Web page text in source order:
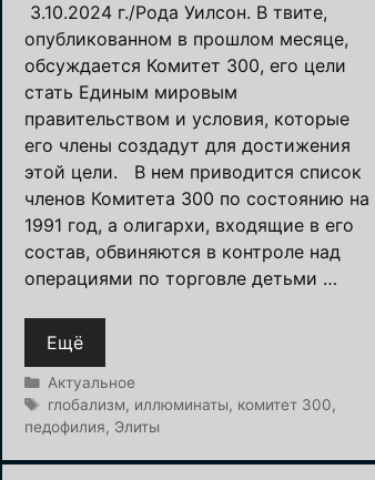
3.10.2024 г./Рода Уилсон. В твите,
опубликованном в прошлом месяце,
обсуждается Комитет 300, его цели
стать Единым мировым
правительством и условия, которые
его члены создадут для достижения
этой цели. В нем приводится список
членов Комитета 300 по состоянию на
1991 год, а олигархи, входящие в его
состав, обвиняются в контроле над
операциями по торговле детьми …
Ещё
Рубрики
Актуальное
Метки
глобализм, иллюминаты, комитет 300,
педофилия, Элиты